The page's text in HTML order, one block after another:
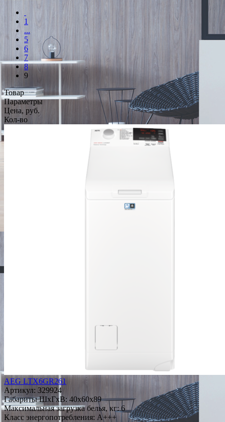
1
...
5
6
7
8
9
Товар
Параметры
Цена, руб.
Кол-во
AEG LTX6GR261
Артикул: 329924
Габариты ШxГxВ: 40x60x89
Максимальная загрузка белья, кг: 6
Класс энергопотребления: A+++